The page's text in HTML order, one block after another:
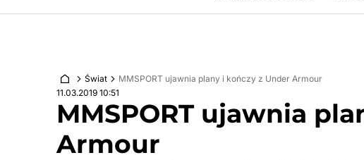
Świat
MMSPORT ujawnia plany i kończy z Under Armour
11.03.2019 10:51
MMSPORT ujawnia
Armour